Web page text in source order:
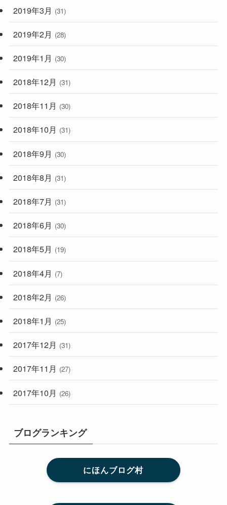
2019年3月 (31)
2019年2月 (28)
2019年1月 (30)
2018年12月 (31)
2018年11月 (30)
2018年10月 (31)
2018年9月 (30)
2018年8月 (31)
2018年7月 (31)
2018年6月 (30)
2018年5月 (19)
2018年4月 (7)
2018年2月 (26)
2018年1月 (25)
2017年12月 (31)
2017年11月 (27)
2017年10月 (26)
ブログランキング
にほんブログ村